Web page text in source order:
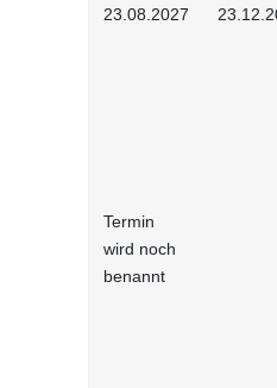
23.08.2027
Termin
wird noch
benannt